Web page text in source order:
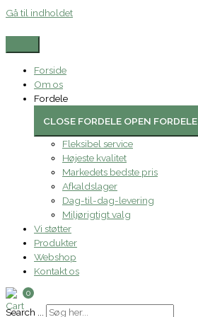
Gå til indholdet
Forside
Om os
Fordele
CLOSE FORDELE OPEN FORDELE
Fleksibel service
Højeste kvalitet
Markedets bedste pris
Afkaldslager
Dag-til-dag-levering
Miljørigtigt valg
Vi støtter
Produkter
Webshop
Kontakt os
0
Search ...